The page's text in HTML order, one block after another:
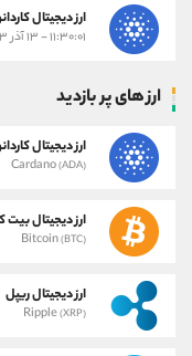
ارز دیجیتال
۱۱:۳۰:۰۱ - ۱۳ آذر ۱۴۰۳
ارز های پر بازدید
ارز دیجیتال
Cardano(ADA)
ارز دیجیتال بیت
Bitcoin(BTC)
ارز دیجیتال ریپل
Ripple(XRP)